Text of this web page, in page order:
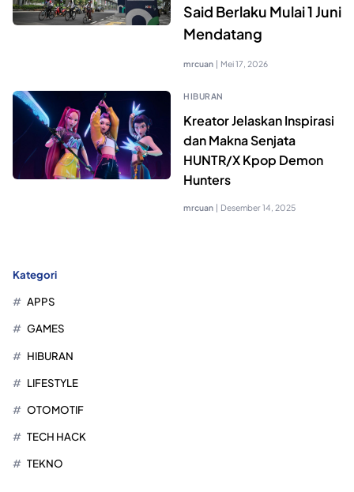
Said Berlaku Mulai 1 Juni
Mendatang
mrcuan | Mei 17, 2026
HIBURAN
Kreator Jelaskan Inspirasi
dan Makna Senjata
HUNTR/X Kpop Demon
Hunters
mrcuan | Desember 14, 2025
Kategori
APPS
GAMES
HIBURAN
LIFESTYLE
OTOMOTIF
TECH HACK
TEKNO